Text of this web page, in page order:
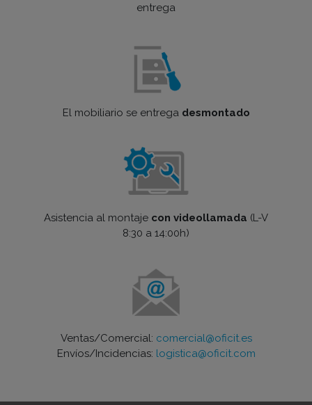
entrega
El mobiliario se entrega desmontado
Asistencia al montaje con videollamada (L-V
8:30 a 14:00h)
Ventas/Comercial: comercial@oficit.es
Envíos/Incidencias: logistica@oficit.com